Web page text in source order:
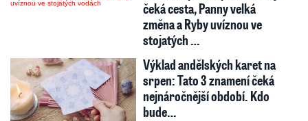
čeká cesta, Panny velká
změna a Ryby uvíznou ve
stojatých …
Výklad andělských karet na
srpen: Tato 3 znamení čeká
nejnáročnější období. Kdo
bude…